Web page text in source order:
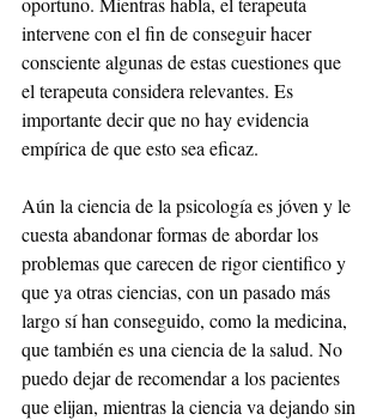
intervene con el fin de conseguir hacer
consciente algunas de estas cuestiones que
el terapeuta considera relevantes. Es
importante decir que no hay evidencia
empírica de que esto sea eficaz.
Aún la ciencia de la psicología es jóven y le
cuesta abandonar formas de abordar los
problemas que carecen de rigor cientifico y
que ya otras ciencias, con un pasado más
largo sí han conseguido, como la medicina,
que también es una ciencia de la salud. No
puedo dejar de recomendar a los pacientes
que elijan, mientras la ciencia va dejando sin